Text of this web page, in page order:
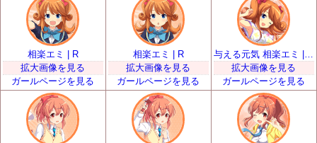
相楽エミ | R
拡大画像を見る
ガールページを見る
相楽エミ | R
拡大画像を見る
ガールページを見る
拡大画像を見る
ガールページを見る